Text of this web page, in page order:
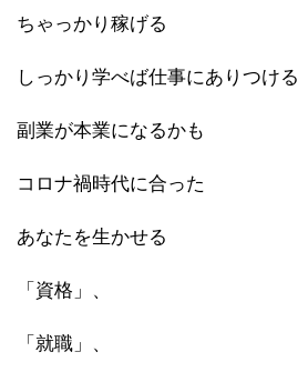
ちゃっかり稼げる
しっかり学べば仕事にありつける
副業が本業になるかも
コロナ禍時代に合った
あなたを生かせる
「資格」、
「就職」、